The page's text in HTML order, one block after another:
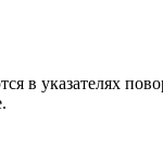
в указателях